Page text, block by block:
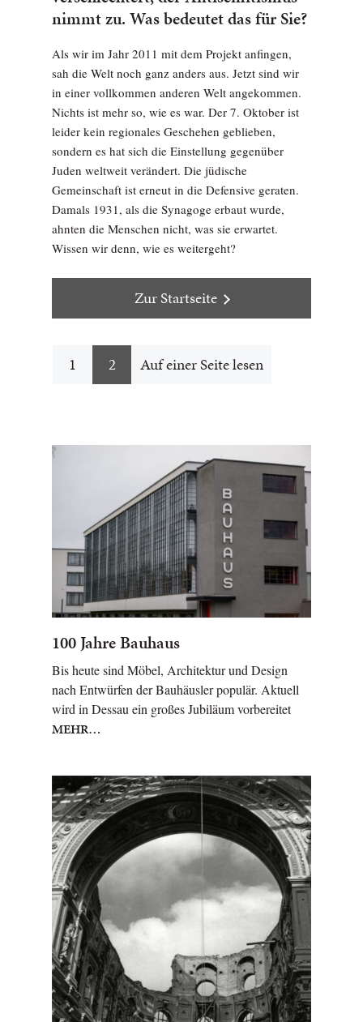
nimmt zu. Was bedeutet das für Sie?
Als wir im Jahr 2011 mit dem Projekt anfingen,
sah die Welt noch ganz anders aus. Jetzt sind wir
in einer vollkommen anderen Welt angekommen.
Nichts ist mehr so, wie es war. Der 7. Oktober ist
leider kein regionales Geschehen geblieben,
sondern es hat sich die Einstellung gegenüber
Juden weltweit verändert. Die jüdische
Gemeinschaft ist erneut in die Defensive geraten.
Damals 1931, als die Synagoge erbaut wurde,
ahnten die Menschen nicht, was sie erwartet.
Wissen wir denn, wie es weitergeht?
Zur Startseite
1 2 Auf einer Seite lesen
100 Jahre Bauhaus
Bis heute sind Möbel, Architektur und Design
nach Entwürfen der Bauhäusler populär. Aktuell
wird in Dessau ein großes Jubiläum vorbereitet
MEHR…